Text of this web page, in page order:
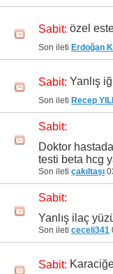
Sabit: özel
Son ileti Erdoğan
Sabit: Yanlış
Son ileti Recep
Sabit:
Doktor
testi beta hcg
Son ileti çakıltaşı
Sabit:
Yanlış ilaç
Son ileti ceceli341
Sabit: